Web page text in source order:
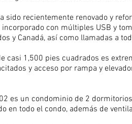
sido recientemente renovado y
con múltiples USB y
y Canadá, así como llamadas a
casi 1,500 pies cuadrados es
y acceso por rampa y
es un condominio de 2
en todo el condo, además de